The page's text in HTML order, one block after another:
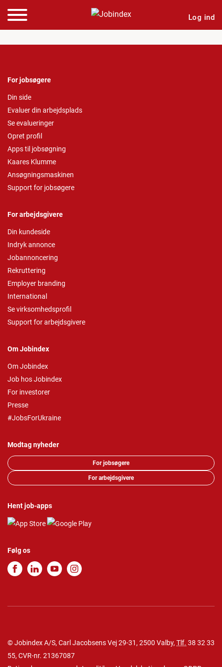
Log ind
For jobsøgere
Din side
Evaluer din arbejdsplads
Se evalueringer
Opret profil
Apps til jobsøgning
Kaares Klumme
Ansøgningsmaskinen
Support for jobsøgere
For arbejdsgivere
Din kundeside
Indryk annonce
Jobannoncering
Rekruttering
Employer branding
International
Se virksomhedsprofil
Support for arbejdsgivere
Om Jobindex
Om Jobindex
Job hos Jobindex
For investorer
Presse
#JobsForUkraine
Modtag nyheder
For jobsøgere
For arbejdsgivere
Hent job-apps
Følg os
© Jobindex A/S, Carl Jacobsens Vej 29-31, 2500 Valby, Tlf. 38 32 33
55, CVR-nr. 21367087